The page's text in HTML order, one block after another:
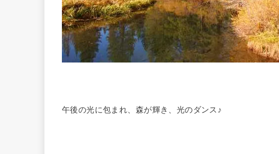
午後の光に包まれ、森が輝き、光のダンス♪